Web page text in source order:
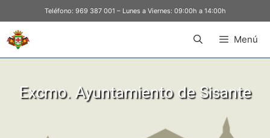
Teléfono: 969 387 001 – Lunes a Viernes: 09:00h a 14:00h
Menú
Excmo. Ayuntamiento de Sisante